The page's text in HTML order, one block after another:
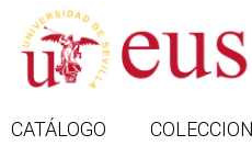
CATÁLOGO